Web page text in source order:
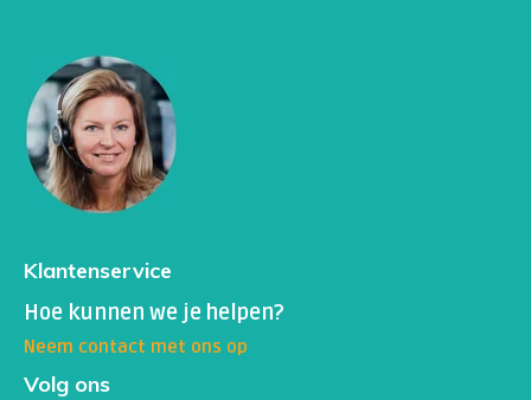
Klantenservice
Hoe kunnen we je helpen?
Neem contact met ons op
Volg ons